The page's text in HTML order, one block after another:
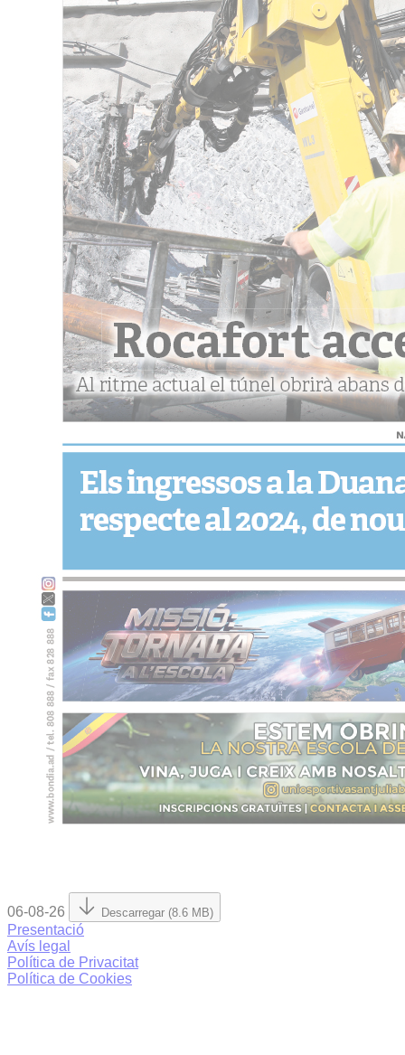
06-08-26 Descarregar (8.6 MB)
Presentació
Avís legal
Política de Privacitat
Política de Cookies